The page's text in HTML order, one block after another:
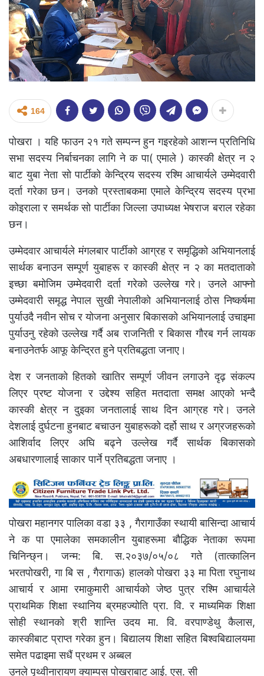
164
पोखरा । यहि फाउन २१ गते सम्पन्न हुन गइरहेको आशन्न प्रतिनिधि
सभा सदस्य निर्बाचनका लागि ने क पा( एमाले ) कास्की क्षेत्र न २
बाट युबा नेता सो पार्टीको केन्द्रिय सदस्य रश्मि आचार्यले उम्मेदवारी
दर्ता गरेका छन। उनको प्रस्ताबकमा एमाले केन्द्रिय सदस्य प्रभा
कोइराला र समर्थक सो पार्टीका जिल्ला उपाध्यक्ष भेषराज बराल रहेका
छन।
उम्मेदवार आचार्यले मंगलबार पार्टीको आग्रह र समृद्धिको अभियानलाई
सार्थक बनाउन सम्पूर्ण युबाहरू र कास्की क्षेत्र न २ का मतदाताको
इच्छा बमोजिम उम्मेदवारी दर्ता गरेको उल्लेख गरे। उनले आफ्नो
उम्मेदवारी समृद्ध नेपाल सुखी नेपालीको अभियानलाई ठोस निष्कर्षमा
पुर्याउदै नवीन सोच र योजना अनुसार बिकासको अभियानलाई उचाइमा
पुर्याउनु रहेको उल्लेख गर्दै अब राजनिती र बिकास गौरब गर्न लायक
बनाउनेतर्फ आफू केन्द्रित हुने प्रतिबद्धता जनाए।
देश र जनताको हितको खातिर सम्पूर्ण जीवन लगाउने दृढ़ संकल्प
लिएर प्रष्ट योजना र उद्देश्य सहित मतदाता समक्ष आएको भन्दै
कास्की क्षेत्र न दुइका जनतालाई साथ दिन आग्रह गरे। उनले
देशलाई दुर्घटना हुनबाट बचाउन युबाहरूको दर्हो साथ र अग्रजहरूको
आशिर्वाद लिएर अघि बढ्ने उल्लेख गर्दै सार्थक बिकासको
अबधारणालाई साकार पार्ने प्रतिबद्धता जनाए ।
पोखरा महानगर पालिका वडा ३३ , गैरागाउँका स्थायी बासिन्दा आचार्य
ने क पा एमालेका समकालीन युबाहरूमा बौद्धिक नेताका रूपमा
चिनिन्छ्न। जन्म: बि. स.२०३७/०५/०८ गते (तात्कालिन
भरतपोखरी, गा बि स , गैरागाऊ) हालको पोखरा ३३ मा पिता रघुनाथ
आचार्य र आमा रमाकुमारी आचार्यको जेष्ठ पुत्र रश्मि आचार्यले
प्राथमिक शिक्षा स्थानिय ब्रमहज्योति प्रा. वि. र माध्यमिक शिक्षा
सोही स्थानको श्री शान्ति उदय मा. वि. वरपाण्डेथु कैलास,
कास्कीबाट प्राप्त गरेका हुन। बिद्यालय शिक्षा सहित बिश्वबिद्यालयमा
समेत पढाइमा सधैं प्रथम र अब्बल
उनले पृथ्वीनारायण क्याम्पस पोखराबाट आई. एस्. सी